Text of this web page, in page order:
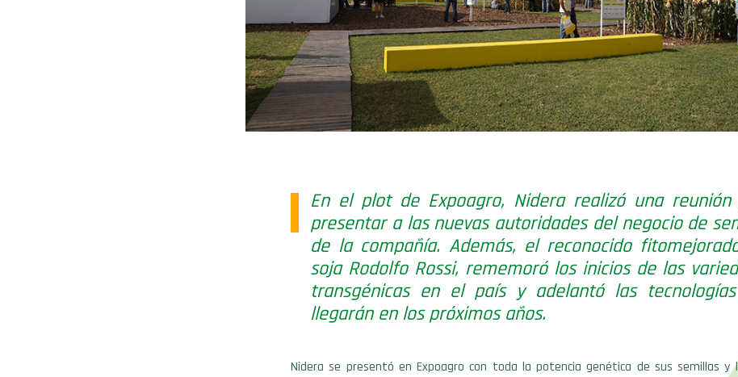
En el plot de Expoagro, Nidera realizó una reunión
presentar a las nuevas autoridades del negocio de
de la compañía. Además, el reconocido
soja Rodolfo Rossi, rememoró los inicios de las
transgénicas en el país y adelantó las
llegarán en los próximos años.
Nidera se presentó en Expoagro con toda la potencia genética de sus semillas y